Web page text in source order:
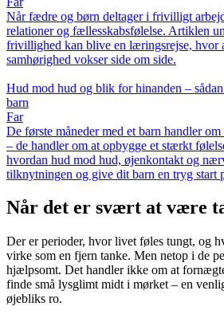
Når fædre og børn deltager i frivilligt
relationer og fællesskabsfølelse. Artiklen
frivillighed kan blive en læringsrejse, hvor
samhørighed vokser side om side.
Hud mod hud og blik for hinanden –
barn
Far
De første måneder med et barn handler
– de handler om at opbygge et stærkt
hvordan hud mod hud, øjenkontakt og
tilknytningen og give dit barn en tryg start
Når det er svært at være
Der er perioder, hvor livet føles tungt, og
virke som en fjern tanke. Men netop i de
hjælpsomt. Det handler ikke om at
finde små lysglimt midt i mørket – en
øjebliks ro.